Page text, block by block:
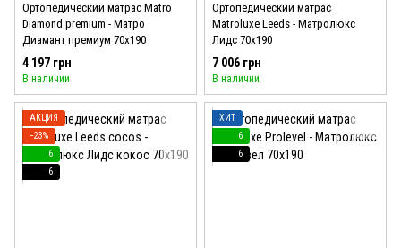
Ортопедический матрас Matro
Diamond premium - Матро
Диамант премиум 70x190
4 197 грн
В наличии
Ортопедический матрас
Matroluxe Leeds - Матролюкс
Лидс 70x190
7 006 грн
В наличии
АКЦИЯ
−23%
6
6
ХИТ
6
6